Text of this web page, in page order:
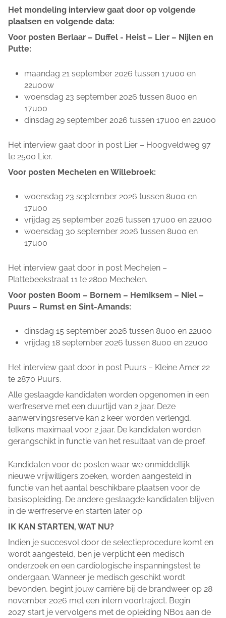
Het mondeling interview gaat door op volgende
plaatsen en volgende data:
Voor posten Berlaar – Duffel - Heist – Lier – Nijlen en
Putte:
maandag 21 september 2026 tussen 17u00 en
22u00w
woensdag 23 september 2026 tussen 8u00 en
17u00
dinsdag 29 september 2026 tussen 17u00 en 22u00
Het interview gaat door in post Lier – Hoogveldweg 97
te 2500 Lier.
Voor posten Mechelen en Willebroek:
woensdag 23 september 2026 tussen 8u00 en
17u00
vrijdag 25 september 2026 tussen 17u00 en 22u00
woensdag 30 september 2026 tussen 8u00 en
17u00
Het interview gaat door in post Mechelen –
Plattebeekstraat 11 te 2800 Mechelen.
Voor posten Boom – Bornem – Hemiksem – Niel –
Puurs – Rumst en Sint-Amands:
dinsdag 15 september 2026 tussen 8u00 en 22u00
vrijdag 18 september 2026 tussen 8u00 en 22u00
Het interview gaat door in post Puurs – Kleine Amer 22
te 2870 Puurs.
Alle geslaagde kandidaten worden opgenomen in een
werfreserve met een duurtijd van 2 jaar. Deze
aanwervingsreserve kan 2 keer worden verlengd,
telkens maximaal voor 2 jaar. De kandidaten worden
gerangschikt in functie van het resultaat van de proef.
Kandidaten voor de posten waar we onmiddellijk
nieuwe vrijwilligers zoeken, worden aangesteld in
functie van het aantal beschikbare plaatsen voor de
basisopleiding. De andere geslaagde kandidaten blijven
in de werfreserve en starten later op.
IK KAN STARTEN, WAT NU?
Indien je succesvol door de selectieprocedure komt en
wordt aangesteld, ben je verplicht een medisch
onderzoek en een cardiologische inspanningstest te
ondergaan. Wanneer je medisch geschikt wordt
bevonden, begint jouw carrière bij de brandweer op 28
november 2026 met een intern voortraject. Begin
2027 start je vervolgens met de opleiding NB01 aan de